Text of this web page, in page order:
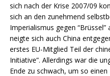
sich nach der Krise 2007/09
sich an den zunehmend
Imperialismus gegen “Brüssel”
neigte sich auch China
erstes EU-Mitglied Teil der
Initiative”. Allerdings war die
Ende zu schwach, um so